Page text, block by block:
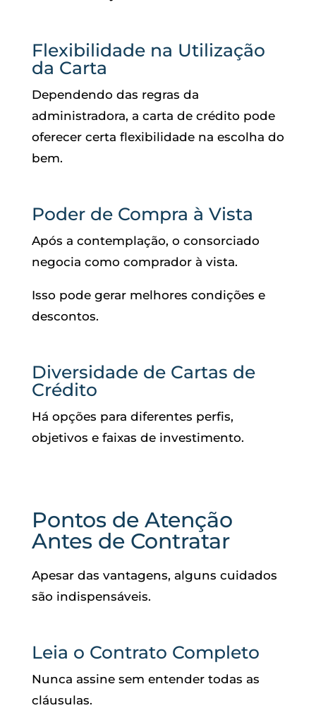
Flexibilidade na Utilização
da Carta
Dependendo das regras da
administradora, a carta de crédito pode
oferecer certa flexibilidade na escolha do
bem.
Poder de Compra à Vista
Após a contemplação, o consorciado
negocia como comprador à vista.
Isso pode gerar melhores condições e
descontos.
Diversidade de Cartas de
Crédito
Há opções para diferentes perfis,
objetivos e faixas de investimento.
Pontos de Atenção
Antes de Contratar
Apesar das vantagens, alguns cuidados
são indispensáveis.
Leia o Contrato Completo
Nunca assine sem entender todas as
cláusulas.